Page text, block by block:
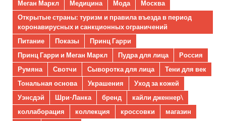
Меган Маркл
Медицина Мода
Москва
Открытые страны: туризм и правила въезда в период
коронавирусных и санкционных ограничений
Питание
Показы
Принц Гарри
Принц Гарри и Меган Маркл
Пудра для лица
Россия
Румяна
Свотчи Сыворотка для лица
Тени для век
Тональная основа
Украшения
Уход за кожей
Уэнсдэй
Шри-Ланка бренд
кайли дженнер\
коллаборация
коллекция кроссовки
магазин